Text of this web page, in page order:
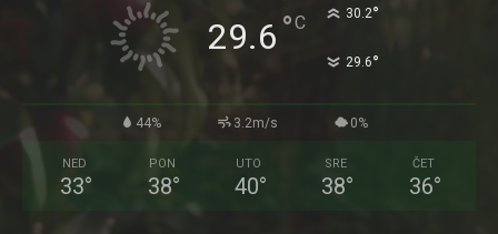
29.6 °C 30.2°
29.6°
44% 3.2m/s 0%
NED
33°
PON
38°
UTO
40°
SRE
38°
ČET
36°